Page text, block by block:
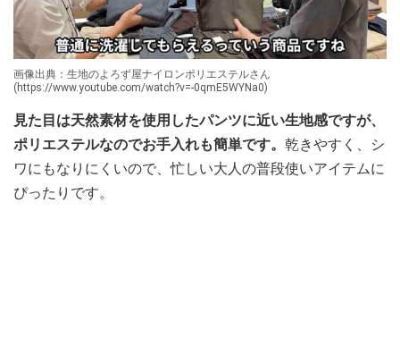
画像出典：生地のよろず屋ナイロンポリエステルさん
(https://www.youtube.com/watch?v=-0qmE5WYNa0)
見た目は天然素材を使用したパンツに近い生地感ですが、
ポリエステルなのでお手入れも簡単です。 乾きやすく、シ
ワにもなりにくいので、忙しい大人の普段使いアイテムに
ぴったりです。